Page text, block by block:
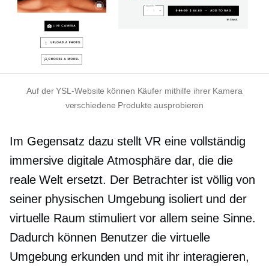
Auf der YSL-Website können Käufer mithilfe ihrer Kamera
verschiedene Produkte ausprobieren
Im Gegensatz dazu stellt VR eine vollständig
immersive digitale Atmosphäre dar, die die
reale Welt ersetzt. Der Betrachter ist völlig von
seiner physischen Umgebung isoliert und der
virtuelle Raum stimuliert vor allem seine Sinne.
Dadurch können Benutzer die virtuelle
Umgebung erkunden und mit ihr interagieren,